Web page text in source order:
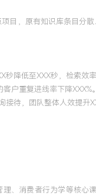
目，原有知识库条目分
秒降低至XXX秒，检索效
户重复进线率下降XXX%
接待，团队整体人效提升
理、消费者行为学等核